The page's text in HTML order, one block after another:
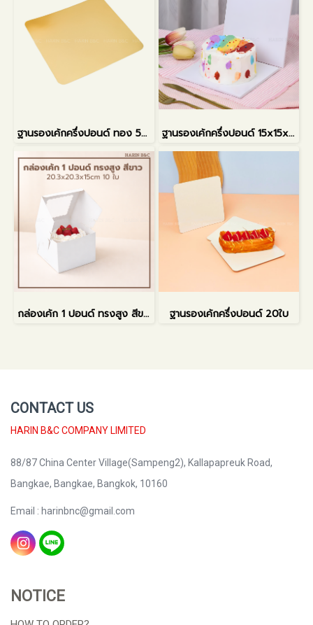
ฐานรองเค้กครึ่งปอนด์ ทอง 50ใบ ฐานรองเค้กครึ่งปอนด์ 15x15x0.5ซม.
กล่องเค้ก 1 ปอนด์ ทรงสูง สีขาว ฐานรองเค้กครึ่งปอนด์ 20ใบ
CONTACT US
HARIN B&C COMPANY LIMITED
88/87 China Center Village(Sampeng2), Kallapapreuk Road,
Bangkae, Bangkae, Bangkok, 10160
Email : harinbnc@gmail.com
NOTICE